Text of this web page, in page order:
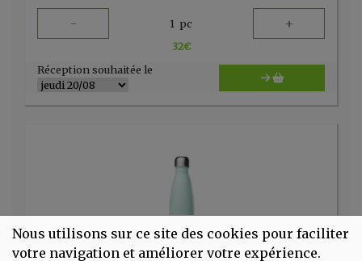
Nous utilisons sur ce site des cookies pour faciliter
votre navigation et améliorer votre expérience.
- 1 pc +
32€
Réception souhaitée le